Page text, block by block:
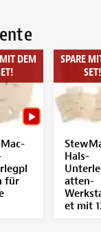
DEM
für
SPARE
SET!
Hals-
atten-
et mit